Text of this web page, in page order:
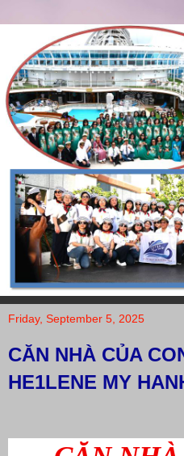
Friday, September 5, 2025
CĂN NHÀ CỦA
HE1LENE MY